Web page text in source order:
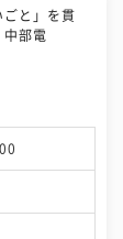
ごと」を貫
中部電